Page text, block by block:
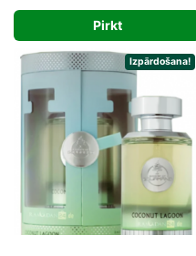
price
was:
31,00 €.
price
is:
21,78 €.
Pirkt
Izpārdošana!